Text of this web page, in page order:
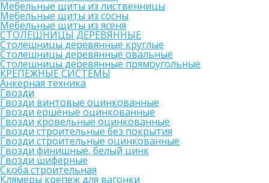
Мебельные щиты из лиственницы
Мебельные щиты из сосны
Мебельные щиты из ясеня
СТОЛЕШНИЦЫ ДЕРЕВЯННЫЕ
Столешницы деревянные круглые
Столешницы деревянные овальные
Столешницы деревянные прямоугольные
КРЕПЕЖНЫЕ СИСТЕМЫ
Анкерная техника
Гвозди
Гвозди винтовые оцинкованные
Гвозди ершёные оцинкованные
Гвозди кровельные оцинкованные
Гвозди строительные без покрытия
Гвозди строительные оцинкованные
Гвозди финишные, белый цинк
Гвозди шиферные
Скоба строительная
Клямеры крепеж для вагонки